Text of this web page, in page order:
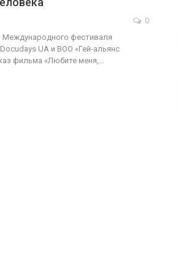
0
фестиваля
UA и ВОО «Гей-альянс
фильма «Любите меня,…
ФОТО